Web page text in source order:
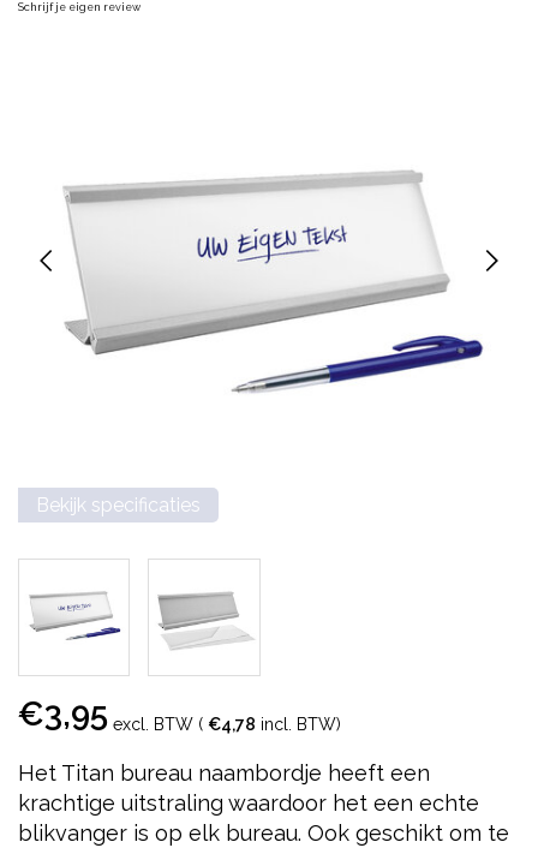
Schrijf je eigen review
Bekijk specificaties
€3,95 excl. BTW ( €4,78 incl. BTW)
Het Titan bureau naambordje heeft een
krachtige uitstraling waardoor het een echte
blikvanger is op elk bureau. Ook geschikt om te